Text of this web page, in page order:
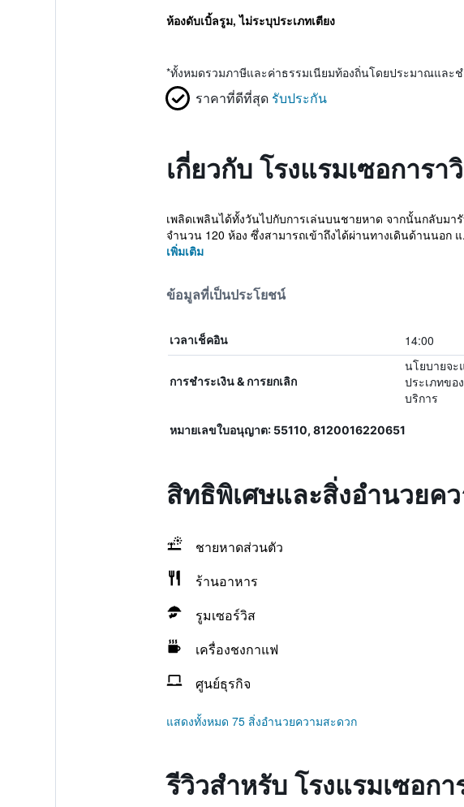
ห้องดับเบิ้ลรูม, ไม่ระบุประเภทเตียง
*ทั้งหมดรวมภาษีและค่าธรรมเนียมท้องถิ่นโดยประมาณและช
ราคาที่ดีที่สุด รับประกัน
เกี่ยวกับ โรงแรมเซอการา
เพลิดเพลินได้ทั้งวันไปกับการเล่นบนชายหาด จากนั้นกลับมา
จำนวน 120 ห้อง ซึ่งสามารถเข้าถึงได้ผ่านทางเดินด้านนอก แ
เพิ่มเติม
ข้อมูลที่เป็นประโยชน์
เวลาเช็คอิน 14:00
การชำระเงิน & การยกเลิก
นโยบายจะ
ประเภทขอ
บริการ
หมายเลขใบอนุญาต: 55110, 8120016220651
สิทธิพิเศษและสิ่งอำนวยค
ชายหาดส่วนตัว
ร้านอาหาร
รูมเซอร์วิส
เครื่องชงกาแฟ
ศูนย์ธุรกิจ
แสดงทั้งหมด 75 สิ่งอำนวยความสะดวก
รีวิวสำหรับ โรงแรมเซอกา